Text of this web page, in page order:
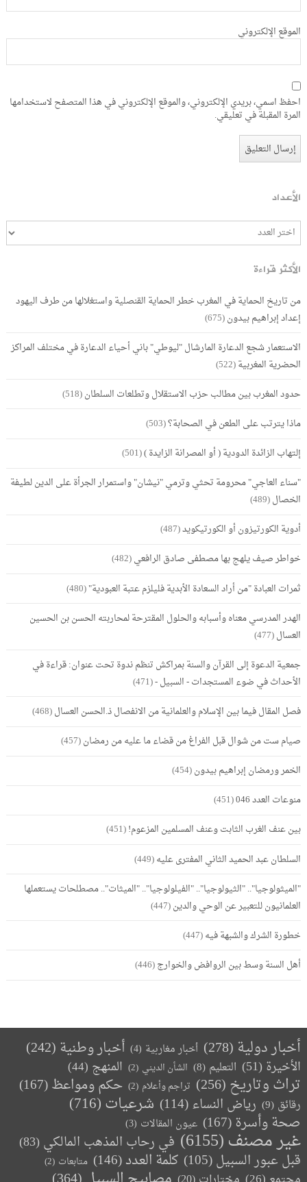
الموقع الإلكتروني
احفظ اسمي، بريدي الإلكتروني، والموقع الإلكتروني في هذا المتصفح لاستخدامها
المرة المقبلة في تعليقي.
الأعداد
الأكثر قراءة
من تاريخ الحماية في المغرب خطر الحماية القنصلية واستغلالها من طرف اليهود
إعداد إبراهيم بيدون(675)
الاستعمار شجع الدعارة المارشال "ليوطي" باني أحياء الدعارة في مختلف المراكز
الحضرية المغربية(522)
حدود المغرب بين مطالب حزب الاستقلال وتطلعات السلطان(518)
ماذا يترتب على الطعن في الصحابة؟(503)
إلتهاب الزائدة الدودية ( أو المصرانة الزايدة )(501)
"سناء العاجي" محرومة تحثي وترمي "نيشان" واستمرار الجرأة على الدين لطيفة
الخصال(489)
أدوية الكورتيزون أو الكورتيكويد(487)
خواطر صيف يلهج بها مصطفى صادق الرافعي(482)
ثمرات العبادة "من أراد السعادة الأبدية فليلزم عتبة العبودية"(480)
الهدر المدرسي معناه وأسبابه والحلول المقترحة لمحاربته الحسن بن الحسين
العسال(477)
جمعية الدعوة إلى القرآن والسنة بمراكش تنظم ندوة تحت عنوان: قراءة في
الأحداث في ضوء المستجدات - السبيل -(471)
فصل المقال فيما بين الإسلام والعلمانية من الانفصال ذ.الحسن العسال(468)
صيام ست من شوال قبل الفراغ من قضاء ما عليه من رمضان(457)
الخمر ورمضان إبراهيم بيدون(454)
منوعات العدد 046
(451)
بين عنف الغرب الثابت وعنف المسلمين المزعوم!(451)
السلطان عبد الحميد الثاني المفترى عليه(449)
"الميثولوجيا".. "الثيولوجيا".. "الفيلولوجيا".. "الميثات".. مصطلحات يستعملها
العلمانيون للتعبير عن الوحي والدين(447)
خطورة الشرك والشبهة فيه(447)
أهل السنة وسط بين الروافض والخوارج(446)
أخبار دولية (278) أخبار مغاربية (4) أخبار وطنية(242)
الأخيرة (51) التعليم (8) الشأن الديني (2) المنهج (44)
تراث وتاريخ(256) تراجم وأعلام (2) حكم ومواعظ(167)
رقائق (9) رياض النساء(114) شرعيات(716)
صحة وأسرة(167) عيون المقالات (3)
غير مصنف(6155) في رحاب المذهب المالكي (83)
قبل عبور السبيل(105) كلمة العدد(146) متابعات (2)